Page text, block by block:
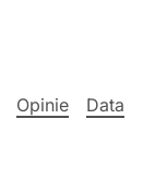
Opinie
Data